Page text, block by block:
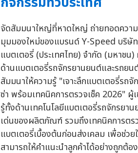
จัดสัมมนาใหญ่ที่หาดใหญ่ ถ่ายทอดควา
มุมมองใหม่ของแบรนด์ Y-Speed บริษั
แบตเตอรี่ (ประเทศไทย) จำกัด (มหาชน)
ด้านแบตเตอรี่รถจักรยานยนต์และรถยน
สัมมนาให้ความรู้ "เจาะลึกแบตเตอรี่รถ
ซ่า พร้อมเทคนิคการตรวจเช็ค 2026" ผู้เ
รู้ทั้งด้านเทคโนโลยีแบตเตอรี่รถจักรยา
เด่นของผลิตภัณฑ์ รวมถึงเทคนิคการตร
แบตเตอรี่เบื้องต้นก่อนส่งเคลม เพื่อช่วย
สามารถให้คำแนะนำลูกค้าได้อย่างถูกต้อ